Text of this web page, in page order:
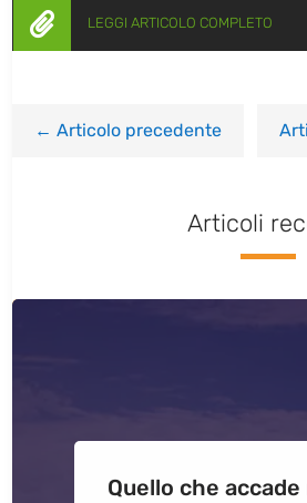
 LEGGI ARTICOLO COMPLETO
←Articolo precedente
Articoli
Quello che accade